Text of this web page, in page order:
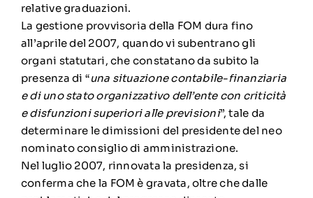
relative graduazioni.
La gestione provvisoria della FOM dura fino
all’aprile del 2007, quando vi subentrano gli
organi statutari, che constatano da subito la
presenza di “una situazione contabile-finanziaria
e di uno stato organizzativo dell’ente con criticità
e disfunzioni superiori alle previsioni”, tale da
determinare le dimissioni del presidente del neo
nominato consiglio di amministrazione.
Nel luglio 2007, rinnovata la presidenza, si
conferma che la FOM è gravata, oltre che dalle